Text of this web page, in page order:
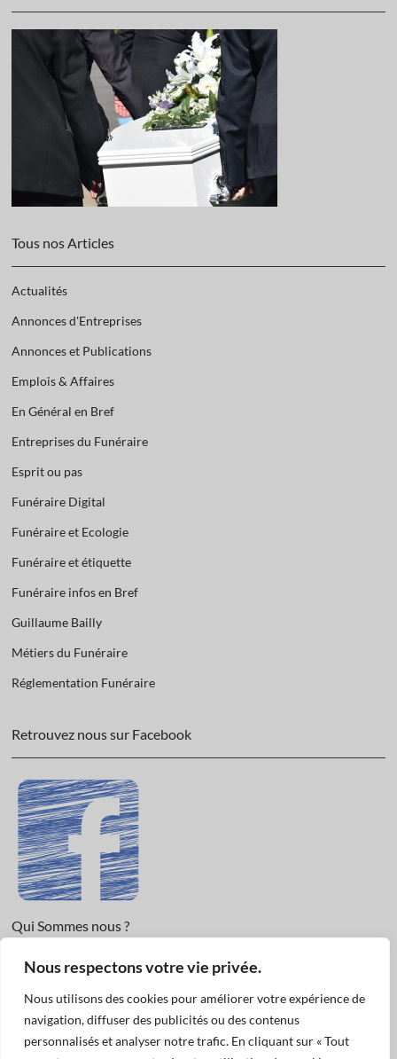
Nous respectons votre vie privée.
Nous utilisons des cookies pour améliorer votre expérience de
navigation, diffuser des publicités ou des contenus
personnalisés et analyser notre trafic. En cliquant sur « Tout
Tous nos Articles
Actualités
Annonces d'Entreprises
Annonces et Publications
Emplois & Affaires
En Général en Bref
Entreprises du Funéraire
Esprit ou pas
Funéraire Digital
Funéraire et Ecologie
Funéraire et étiquette
Funéraire infos en Bref
Guillaume Bailly
Métiers du Funéraire
Réglementation Funéraire
Retrouvez nous sur Facebook
Qui Sommes nous ?
Informations légales et Protection des données.
Nous Contacter